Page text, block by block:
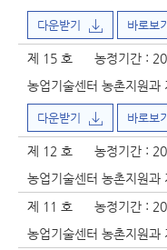
다운받기 바로보기
제 15 호
농정기간 :
농업기술센터 농촌지원과
다운받기 바로보기
제 12 호
농정기간 :
농업기술센터 농촌지원과
제 11 호
농정기간 :
농업기술센터 농촌지원과